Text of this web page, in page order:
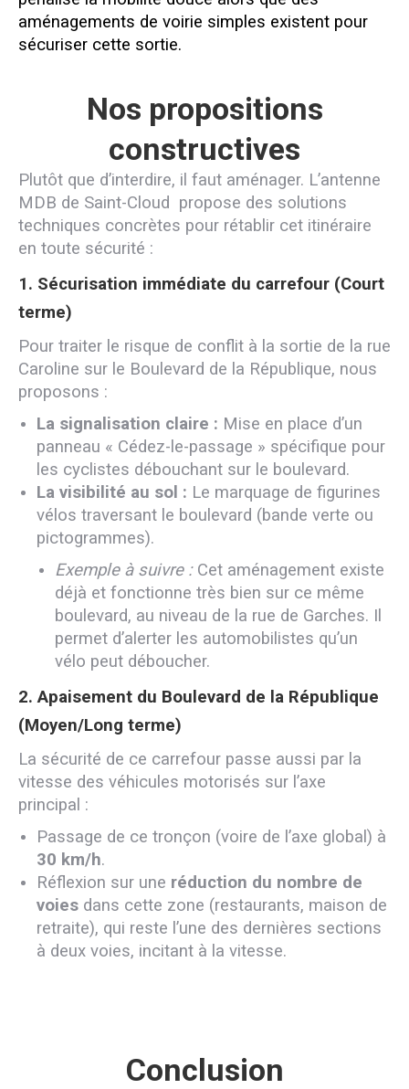
aménagements de voirie simples existent pour
sécuriser cette sortie.
Nos propositions
constructives
Plutôt que d’interdire, il faut aménager. L’antenne
MDB de Saint-Cloud propose des solutions
techniques concrètes pour rétablir cet itinéraire
en toute sécurité :
1. Sécurisation immédiate du carrefour (Court
terme)
Pour traiter le risque de conflit à la sortie de la rue
Caroline sur le Boulevard de la République, nous
proposons :
La signalisation claire : Mise en place d’un
panneau « Cédez-le-passage » spécifique pour
les cyclistes débouchant sur le boulevard.
La visibilité au sol : Le marquage de figurines
vélos traversant le boulevard (bande verte ou
pictogrammes).
Exemple à suivre :Cet aménagement existe
déjà et fonctionne très bien sur ce même
boulevard, au niveau de la rue de Garches. Il
permet d’alerter les automobilistes qu’un
vélo peut déboucher.
2. Apaisement du Boulevard de la République
(Moyen/Long terme)
La sécurité de ce carrefour passe aussi par la
vitesse des véhicules motorisés sur l’axe
principal :
Passage de ce tronçon (voire de l’axe global) à
30 km/h.
Réflexion sur une réduction du nombre de
voies dans cette zone (restaurants, maison de
retraite), qui reste l’une des dernières sections
à deux voies, incitant à la vitesse.
Conclusion